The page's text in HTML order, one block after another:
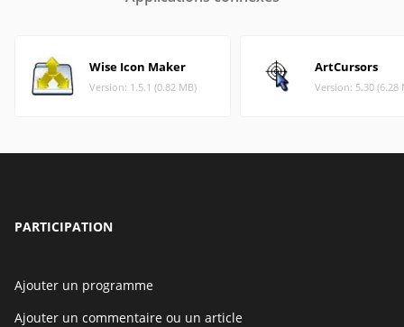
Wise Icon Maker
Version: 1.5.1 (0.82 MB)
ArtCursors
Version: 5.30 (6.28
PARTICIPATION
Ajouter un programme
Ajouter un commentaire ou un article